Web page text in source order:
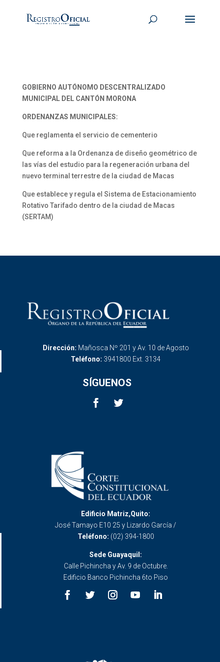
GOBIERNO AUTÓNOMO DESCENTRALIZADO
MUNICIPAL DEL CANTÓN MORONA
ORDENANZAS MUNICIPALES:
Que reglamenta el servicio de cementerio
Que reforma a la Ordenanza de diseño geométrico de
las vías del estudio para la regeneración urbana del
nuevo terminal terrestre de la ciudad de Macas
Que establece y regula el Sistema de Estacionamiento
Rotativo Tarifado dentro de la ciudad de Macas
(SERTAM)
Dirección: Mañosca Nº 201 y Av. 10 de Agosto
Teléfono: 3941800 Ext. 3134
SÍGUENOS
Edificio Matriz,Quito:
José Tamayo E10 25 y Lizardo García /
Teléfono: (02) 394-1800
Sede Guayaquil:
Calle Pichincha y Av. 9 de Octubre.
Edificio Banco Pichincha 6to Piso